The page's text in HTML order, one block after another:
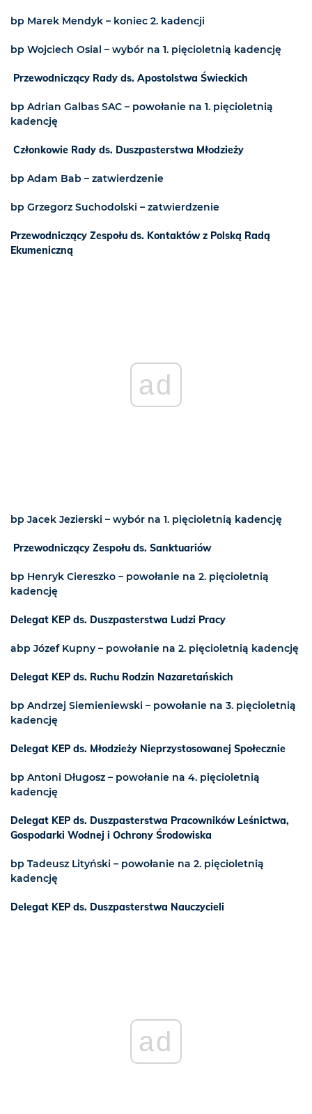
bp Marek Mendyk – koniec 2. kadencji
bp Wojciech Osial – wybór na 1. pięcioletnią kadencję
Przewodniczący Rady ds. Apostolstwa Świeckich
bp Adrian Galbas SAC – powołanie na 1. pięcioletnią
kadencję
Członkowie Rady ds. Duszpasterstwa Młodzieży
bp Adam Bab – zatwierdzenie
bp Grzegorz Suchodolski – zatwierdzenie
Przewodniczący Zespołu ds. Kontaktów z Polską Radą
Ekumeniczną
ad
bp Jacek Jezierski – wybór na 1. pięcioletnią kadencję
Przewodniczący Zespołu ds. Sanktuariów
bp Henryk Ciereszko – powołanie na 2. pięcioletnią
kadencję
Delegat KEP ds. Duszpasterstwa Ludzi Pracy
abp Józef Kupny – powołanie na 2. pięcioletnią kadencję
Delegat KEP ds. Ruchu Rodzin Nazaretańskich
bp Andrzej Siemieniewski – powołanie na 3. pięcioletnią
kadencję
Delegat KEP ds. Młodzieży Nieprzystosowanej Społecznie
bp Antoni Długosz – powołanie na 4. pięcioletnią
kadencję
Delegat KEP ds. Duszpasterstwa Pracowników Leśnictwa,
Gospodarki Wodnej i Ochrony Środowiska
bp Tadeusz Lityński – powołanie na 2. pięcioletnią
kadencję
Delegat KEP ds. Duszpasterstwa Nauczycieli
ad